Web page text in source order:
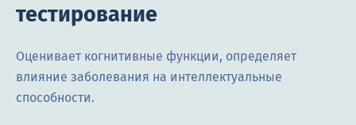
тестирование
Оценивает когнитивные функции, определяет
влияние заболевания на интеллектуальные
способности.